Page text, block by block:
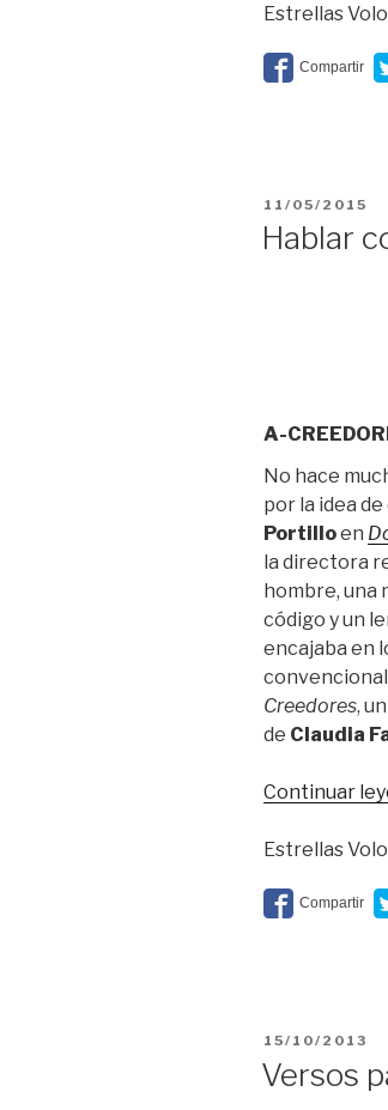
Estrellas
PUBLICADO
11/05/2015
Hablar
A-
No hace
por la idea
Portilloen
la directora
hombre, una
código y un
encajaba en
Creedores,
de Claudia
Continuar
Estrellas
PUBLICADO
15/10/2013
Versos